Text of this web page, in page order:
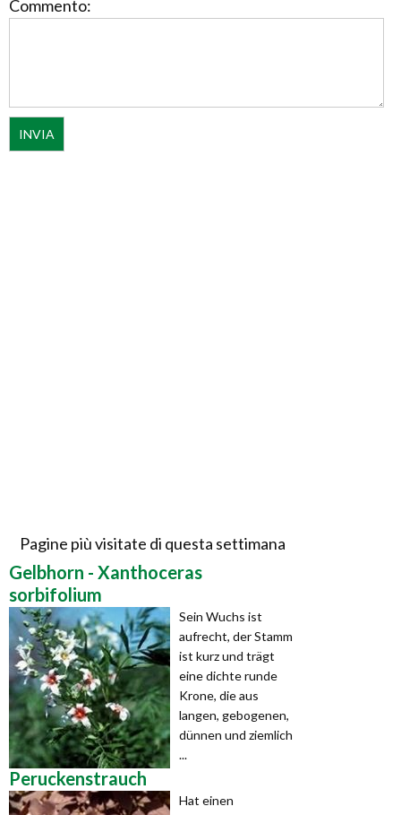
Commento:
Pagine più visitate di questa settimana
Gelbhorn - Xanthoceras
sorbifolium
Sein Wuchs ist
aufrecht, der Stamm
ist kurz und trägt
eine dichte runde
Krone, die aus
langen, gebogenen,
dünnen und ziemlich
...
Peruckenstrauch
Hat einen